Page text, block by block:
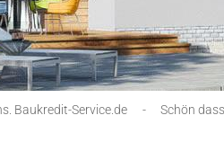
Baukredit-Service.de - Schön